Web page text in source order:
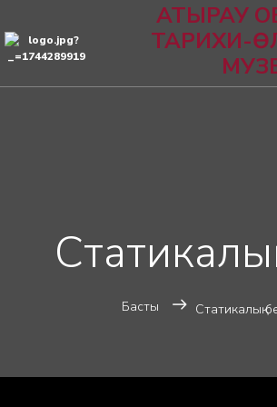
АТЫРАУ
ТАРИХИ-
Басты Статикалық